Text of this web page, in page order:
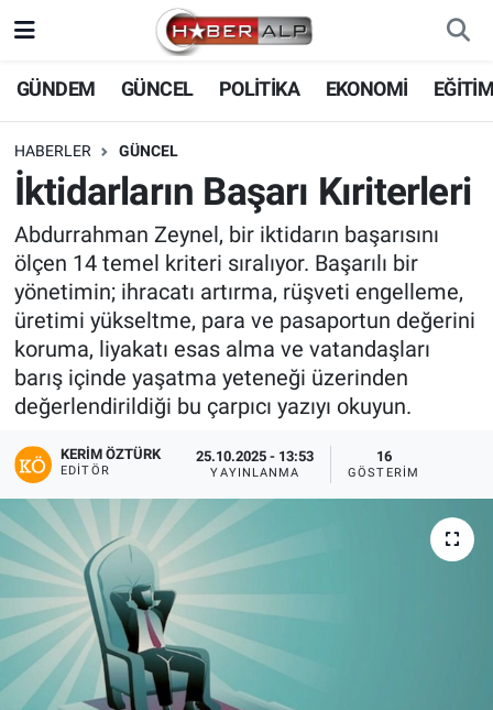
GÜNDEM GÜNCEL POLİTİKA EKONOMİ
HABERLER GÜNCEL
İktidarların Başarı Kıriterleri
Abdurrahman Zeynel, bir iktidarın başarısını
ölçen 14 temel kriteri sıralıyor. Başarılı bir
yönetimin; ihracatı artırma, rüşveti engelleme,
üretimi yükseltme, para ve pasaportun değerini
koruma, liyakatı esas alma ve vatandaşları
barış içinde yaşatma yeteneği üzerinden
değerlendirildiği bu çarpıcı yazıyı okuyun.
KERIM ÖZTÜRK
EDITÖR
25.10.2025 - 13:53
YAYINLANMA
16
GÖSTERIM
Nöbetçi Eczaneler
Hava Durumu
Trafik Durumu
Süper Lig Puan Durumu ve Fikstür
Tüm Manşetler
Son Dakika Haberleri
Haber Arşivi